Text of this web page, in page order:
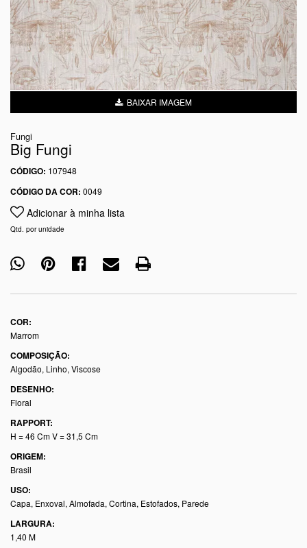
BAIXAR IMAGEM
Fungi
Big Fungi
CÓDIGO: 107948
CÓDIGO DA COR: 0049
Adicionar à minha lista
Qtd. por unidade
COR:
Marrom
COMPOSIÇÃO:
Algodão, Linho, Viscose
DESENHO:
Floral
RAPPORT:
H = 46 Cm V = 31,5 Cm
ORIGEM:
Brasil
USO:
Capa, Enxoval, Almofada, Cortina, Estofados, Parede
LARGURA:
1,40 M